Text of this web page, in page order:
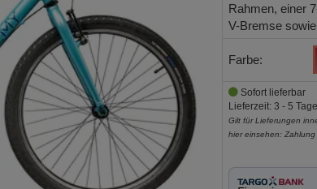
Rahmen, einer
V-Bremse
Farbe:
Sofort lieferbar
Lieferzeit: 3 - 5
Gilt für Lieferungen
hier einsehen: